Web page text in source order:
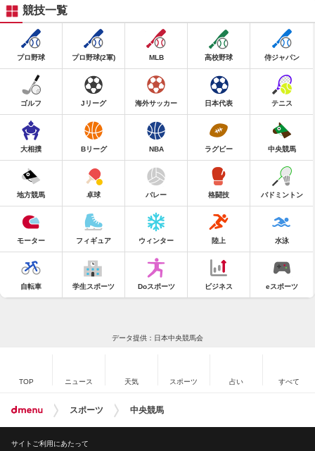
競技一覧
プロ野球 プロ野球(2軍) MLB 高校野球 侍ジャパン
ゴルフ Jリーグ 海外サッカー 日本代表 テニス
大相撲 Bリーグ NBA ラグビー 中央競馬
地方競馬 卓球 バレー 格闘技 バドミントン
モーター フィギュア ウィンター 陸上 水泳
自転車 学生スポーツ Doスポーツ ビジネス eスポーツ
データ提供：日本中央競馬会
TOP ニュース 天気 スポーツ 占い すべて
スポーツ 中央競馬
サイトご利用にあたって